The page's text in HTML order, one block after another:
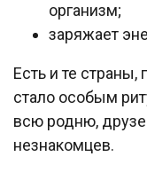
организм;
заряжает
Есть и те страны,
стало особым
всю родню,
незнакомцев.